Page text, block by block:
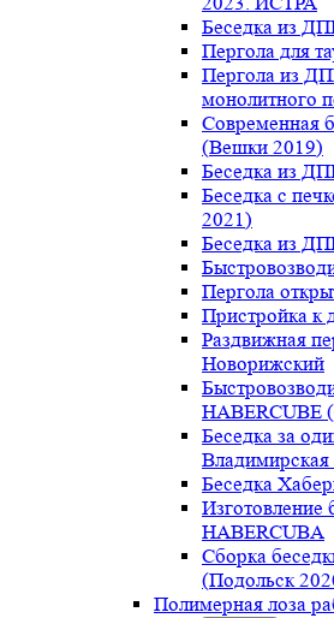
Беседка из
Пергола для
Пергола из
монолитного
Современная
(Вешки 2019)
Беседка из
Беседка с
2021)
Беседка из
Пергола
Пристройка к
Раздвижная
Новорижский
HABERCUBE
Беседка за
Владимирская
Беседка
Изготовление
HABERCUBA
Сборка
(Подольск
Полимерная лоза